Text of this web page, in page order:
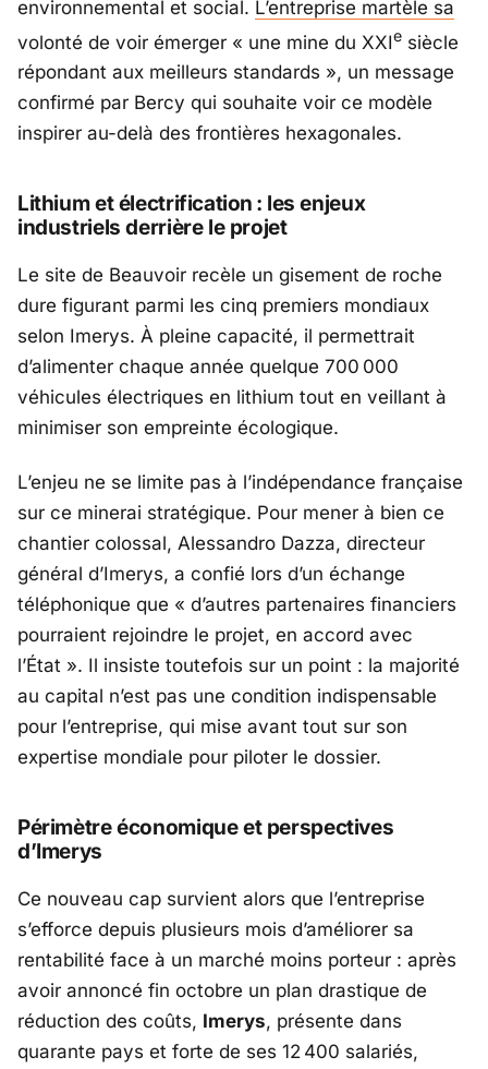
environnemental et social. L’entreprise martèle sa
volonté de voir émerger « une mine du XXIe siècle
répondant aux meilleurs standards », un message
confirmé par Bercy qui souhaite voir ce modèle
inspirer au-delà des frontières hexagonales.
Lithium et électrification : les enjeux
industriels derrière le projet
Le site de Beauvoir recèle un gisement de roche
dure figurant parmi les cinq premiers mondiaux
selon Imerys. À pleine capacité, il permettrait
d’alimenter chaque année quelque 700 000
véhicules électriques en lithium tout en veillant à
minimiser son empreinte écologique.
L’enjeu ne se limite pas à l’indépendance française
sur ce minerai stratégique. Pour mener à bien ce
chantier colossal, Alessandro Dazza, directeur
général d’Imerys, a confié lors d’un échange
téléphonique que « d’autres partenaires financiers
pourraient rejoindre le projet, en accord avec
l’État ». Il insiste toutefois sur un point : la majorité
au capital n’est pas une condition indispensable
pour l’entreprise, qui mise avant tout sur son
expertise mondiale pour piloter le dossier.
Périmètre économique et perspectives
d’Imerys
Ce nouveau cap survient alors que l’entreprise
s’efforce depuis plusieurs mois d’améliorer sa
rentabilité face à un marché moins porteur : après
avoir annoncé fin octobre un plan drastique de
réduction des coûts, Imerys, présente dans
quarante pays et forte de ses 12 400 salariés,